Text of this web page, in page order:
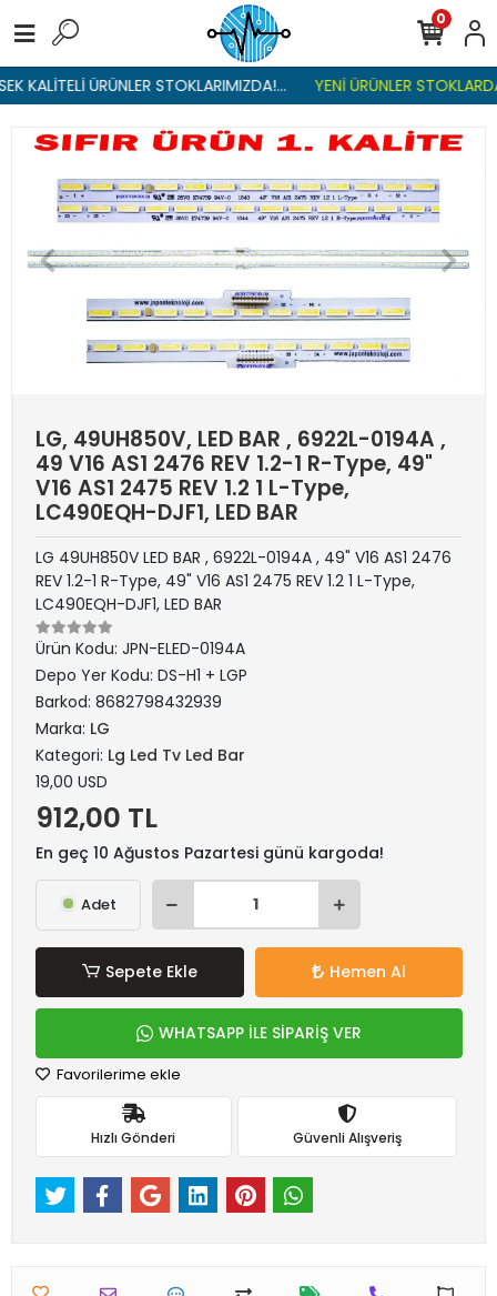
KALİTELİ ÜRÜNLER STOKLARIMIZDA!... YENİ ÜRÜNLER
0
LG, 49UH850V, LED BAR , 6922L-0194A ,
49 V16 AS1 2476 REV 1.2-1 R-Type, 49"
V16 AS1 2475 REV 1.2 1 L-Type,
LC490EQH-DJF1, LED BAR
LG 49UH850V LED BAR , 6922L-0194A , 49" V16 AS1 2476
REV 1.2-1 R-Type, 49" V16 AS1 2475 REV 1.2 1 L-Type,
LC490EQH-DJF1, LED BAR
Ürün Kodu: JPN-ELED-0194A
Depo Yer Kodu: DS-H1 + LGP
Barkod: 8682798432939
Marka: LG
Kategori: Lg Led Tv Led Bar
19,00 USD
912,00 TL
En geç 10 Ağustos Pazartesi günü kargoda!
Adet
Sepete Ekle Hemen Al
WHATSAPP İLE SİPARİŞ VER
Favorilerime ekle
Hızlı Gönderi Güvenli Alışveriş